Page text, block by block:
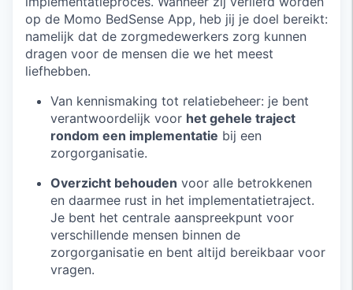
op de Momo BedSense App, heb jij je doel bereikt:
namelijk dat de zorgmedewerkers zorg kunnen
dragen voor de mensen die we het meest
liefhebben.
Van kennismaking tot relatiebeheer: je bent
verantwoordelijk voor het gehele traject
rondom een implementatie bij een
zorgorganisatie.
Overzicht behouden voor alle betrokkenen
en daarmee rust in het implementatietraject.
Je bent het centrale aanspreekpunt voor
verschillende mensen binnen de
zorgorganisatie en bent altijd bereikbaar voor
vragen.